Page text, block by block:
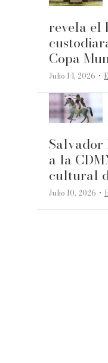
revela el
Copa
Julio 14, 2026 ·
a la
cultural
Julio 10, 2026 ·